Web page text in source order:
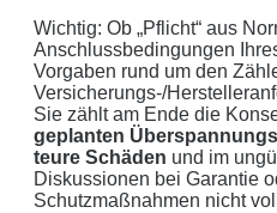
Wichtig: Ob „Pflicht“ aus
Anschlussbedingungen
Vorgaben rund um den
Versicherungs-/
Sie zählt am Ende die
geplanten
teure Schäden und im
Diskussionen bei Garantie
Schutzmaßnahmen nicht